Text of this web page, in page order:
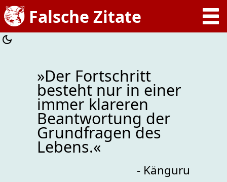
»Der Fortschritt
besteht nur in einer
immer klareren
Beantwortung der
Grundfragen des
Lebens.«
- Känguru